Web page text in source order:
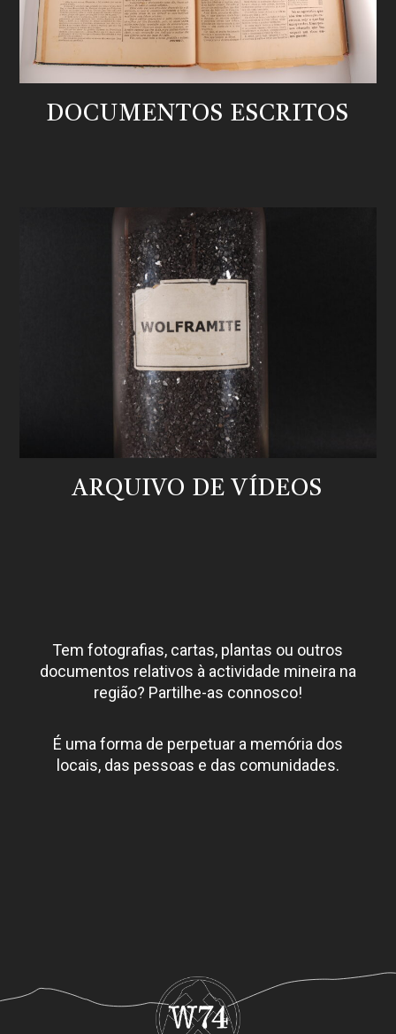
DOCUMENTOS ESCRITOS
ARQUIVO DE VÍDEOS
Tem fotografias, cartas, plantas ou outros
documentos relativos à actividade mineira na
região? Partilhe-as connosco!
É uma forma de perpetuar a memória dos
locais, das pessoas e das comunidades.